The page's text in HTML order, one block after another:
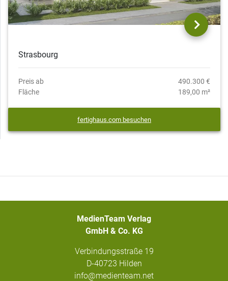
Strasbourg
Preis ab
490.300 €
Fläche
189,00 m²
fertighaus.com besuchen
MedienTeam Verlag
GmbH & Co. KG
Verbindungsstraße 19
D-40723 Hilden
info@medienteam.net